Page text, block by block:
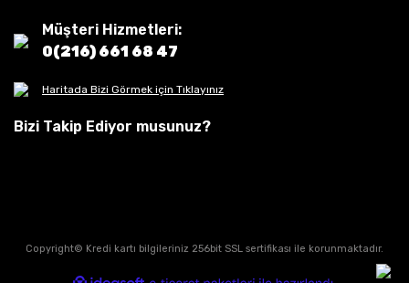
Müşteri Hizmetleri:
0(216) 661 68 47
Haritada Bizi Görmek için Tıklayınız
Bizi Takip Ediyor musunuz?
Copyright© Kredi kartı bilgileriniz 256bit SSL sertifikası ile korunmaktadır.